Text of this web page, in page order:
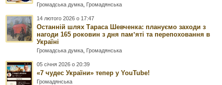
Громадська думка Громадянська
14 лютого 2026 о 17:47
Останній шлях Тараса Шевченка: плануємо заходи з
нагоди 165 роковин з дня памʼяті та перепоховання в
Україні
Громадська думка Громадянська
05 січня 2026 о 20:39
«7 чудес України» тепер у YouTube!
Громадянська